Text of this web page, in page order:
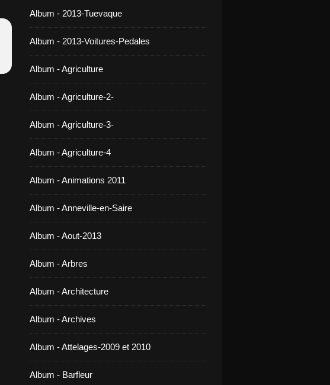
Album - 2013-Tuevaque
Album - 2013-Voitures-Pedales
Album - Agriculture
Album - Agriculture-2-
Album - Agriculture-3-
Album - Agriculture-4
Album - Animations 2011
Album - Anneville-en-Saire
Album - Aout-2013
Album - Arbres
Album - Architecture
Album - Archives
Album - Attelages-2009 et 2010
Album - Barfleur